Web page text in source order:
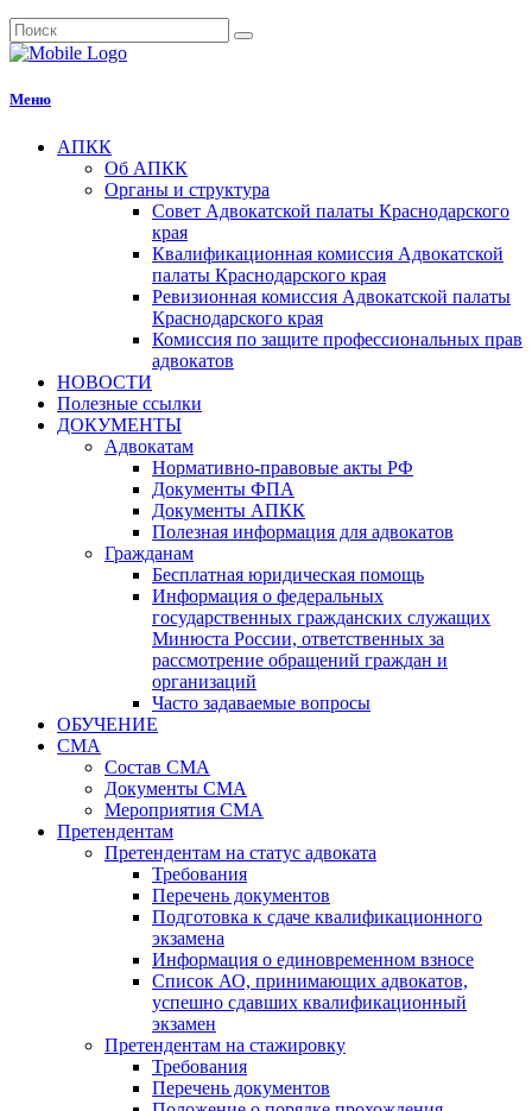
Меню
АПКК
Об АПКК
Органы и структура
Совет Адвокатской палаты Краснодарского
края
Квалификационная комиссия Адвокатской
палаты Краснодарского края
Ревизионная комиссия Адвокатской палаты
Краснодарского края
Комиссия по защите профессиональных прав
адвокатов
НОВОСТИ
Полезные ссылки
ДОКУМЕНТЫ
Адвокатам
Нормативно-правовые акты РФ
Документы ФПА
Документы АПКК
Полезная информация для адвокатов
Гражданам
Бесплатная юридическая помощь
Информация о федеральных
государственных гражданских служащих
Минюста России, ответственных за
рассмотрение обращений граждан и
организаций
Часто задаваемые вопросы
ОБУЧЕНИЕ
СМА
Состав СМА
Документы СМА
Мероприятия СМА
Претендентам
Претендентам на статус адвоката
Требования
Перечень документов
Подготовка к сдаче квалификационного
экзамена
Информация о единовременном взносе
Список АО, принимающих адвокатов,
успешно сдавших квалификационный
экзамен
Претендентам на стажировку
Требования
Перечень документов